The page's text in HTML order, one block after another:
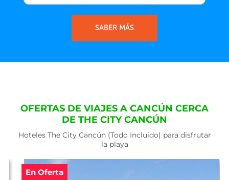
SABER MÁS
OFERTAS DE VIAJES A CANCÚN CERCA
DE THE CITY CANCÚN
Hoteles The City Cancún (Todo Incluido) para disfrutar
la playa
En Oferta